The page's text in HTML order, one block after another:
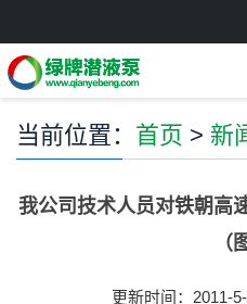
当前位置： 首页 > 新
我公司技术人员对铁朝高
（
更新时间：2011-